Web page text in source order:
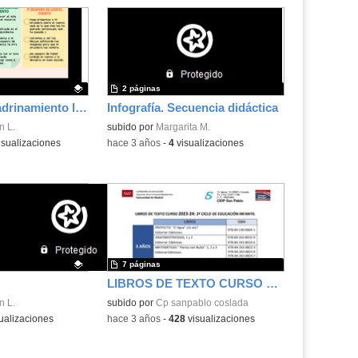
Proyecto de apadrinamiento lector
L.
Infografía. Secuencia didáctica
subido por Margarita M.
2 páginas
-hace 3 años- 4visualizaciones
L.
LIBROS DE TEXTO CURSO 2023-2024
subido por Cp sanpablo coslada
7 páginas
-hace 3 años- 428visualizaciones